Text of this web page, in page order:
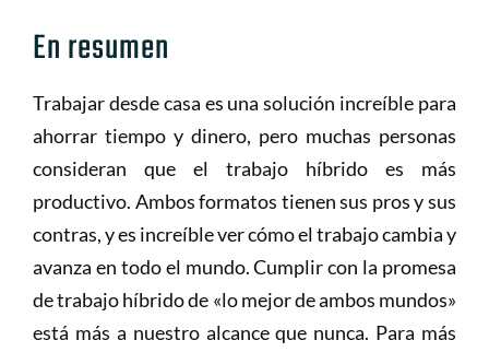
En resumen
Trabajar desde casa es una solución increíble para
ahorrar tiempo y dinero, pero muchas personas
consideran que el trabajo híbrido es más
productivo. Ambos formatos tienen sus pros y sus
contras, y es increíble ver cómo el trabajo cambia y
avanza en todo el mundo. Cumplir con la promesa
de trabajo híbrido de «lo mejor de ambos mundos»
está más a nuestro alcance que nunca. Para más